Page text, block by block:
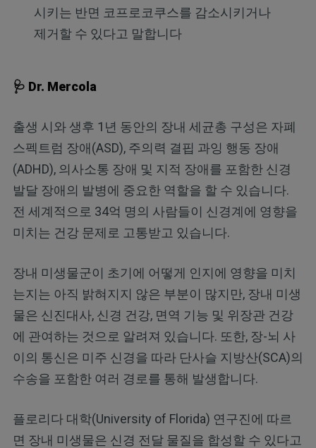
시키는 반면 코프로코쿠스를 감소시키거나
제거할 수 있다고 말합니다
🩺 Dr. Mercola
출생 시와 생후 1년 동안의 장내 세균총 구성은 자폐
스펙트럼 장애(ASD), 주의력 결핍 과잉 행동 장애
(ADHD), 의사소통 장애 및 지적 장애를 포함한 신경
발달 장애의 발병에 중요한 역할을 할 수 있습니다.
전 세계적으로 34억 명의 사람들이 신경계에 영향을
미치는 건강 문제로 고통받고 있습니다.
장내 미생물군이 초기에 어떻게 인지에 영향을 미치
는지는 아직 밝혀지지 않은 부분이 많지만, 장내 미생
물은 신진대사, 신경 건강, 면역 기능 및 위장관 건강
에 관여하는 것으로 알려져 있습니다. 또한, 장-뇌 사
이의 통신은 미주 신경을 따라 단사슬 지방산(SCA)의
수송을 포함한 여러 경로를 통해 발생합니다.
플로리다 대학(University of Florida) 연구진에 따르
면 장내 미생물은 신경 전달 물질을 합성할 수 있다고